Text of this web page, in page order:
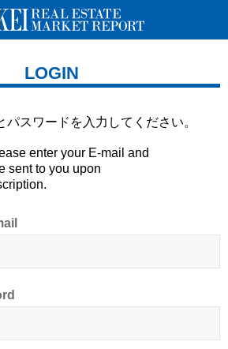
LOGIN
パスワードを 入力してください。
enter your E-mail and
sent to you upon